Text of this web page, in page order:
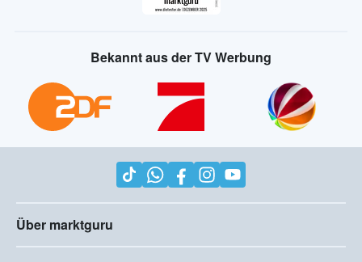
Bekannt aus der TV Werbung
Über marktguru